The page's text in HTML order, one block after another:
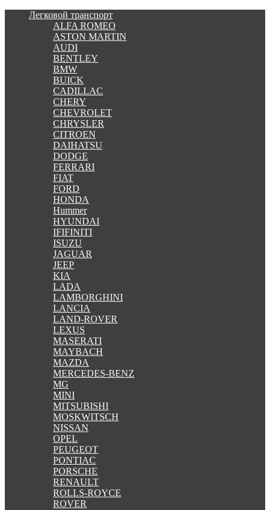
Легковой транспорт
ALFA ROMEO
ASTON MARTIN
AUDI
BENTLEY
BMW
BUICK
CADILLAC
CHERY
CHEVROLET
CHRYSLER
CITROEN
DAIHATSU
DODGE
FERRARI
FIAT
FORD
HONDA
Hummer
HYUNDAI
IFIFINITI
ISUZU
JAGUAR
JEEP
KIA
LADA
LAMBORGHINI
LANCIA
LAND-ROVER
LEXUS
MASERATI
MAYBACH
MAZDA
MERCEDES-BENZ
MG
MINI
MITSUBISHI
MOSKWITSCH
NISSAN
OPEL
PEUGEOT
PONTIAC
PORSCHE
RENAULT
ROLLS-ROYCE
ROVER